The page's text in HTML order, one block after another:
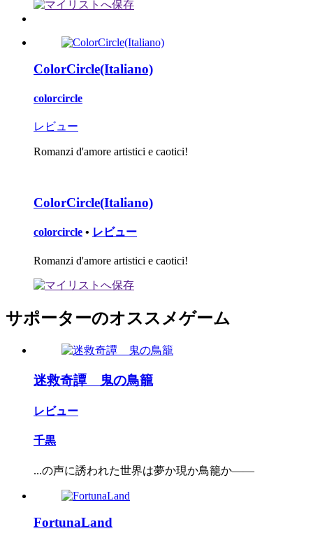
ColorCircle(Italiano)
colorcircle
レビュー
Romanzi d'amore artistici e caotici!
ColorCircle(Italiano)
colorcircle • レビュー
Romanzi d'amore artistici e caotici!
サポーターのオススメゲーム
迷救奇譚 鬼の鳥籠
レビュー
千黒
...の声に誘われた世界は夢か現か鳥籠か――
FortunaLand